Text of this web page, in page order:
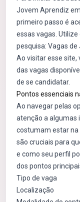
Jovem Aprendiz
primeiro passo é
essas vagas.
pesquisa: Vagas de
Ao visitar esse
das vagas
de se candidatar.
Pontos essenciais
Ao navegar pelas
atenção a
costumam estar na
são cruciais para
e como seu perfil
dos pontos
Tipo de vaga
Localização